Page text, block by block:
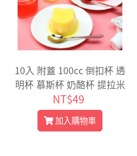
10入 附蓋 100cc 倒扣杯 透
明杯 慕斯杯 奶酪杯 提拉米
蘇杯 布丁杯 優格杯 冰淇淋
杯 7060
NT$49
加入購物車